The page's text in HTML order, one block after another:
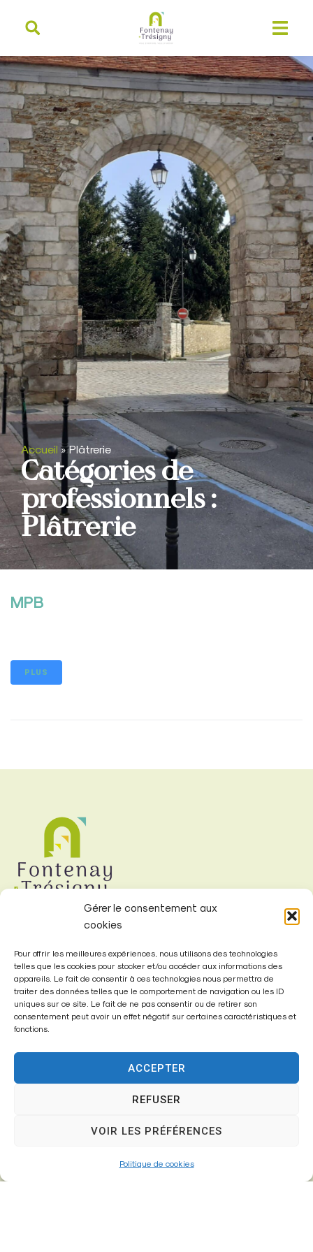
Gérer le consentement aux
cookies
Pour offrir les meilleures expériences, nous utilisons des technologies
telles que les cookies pour stocker et/ou accéder aux informations des
appareils. Le fait de consentir à ces technologies nous permettra de
traiter des données telles que le comportement de navigation ou les ID
uniques sur ce site. Le fait de ne pas consentir ou de retirer son
consentement peut avoir un effet négatif sur certaines caractéristiques et
fonctions.
ACCEPTER
REFUSER
VOIR LES PRÉFÉRENCES
Politique de cookies
principal
Accueil »Plâtrerie
Catégories de
professionnels :
Plâtrerie
MPB
PLUS
Mairie de
Fontenay-Trésigny
Mairie,
26 Av. du Général de Gaulle
01 64 25 90 67
mairie@fontenay-tresigny.fr